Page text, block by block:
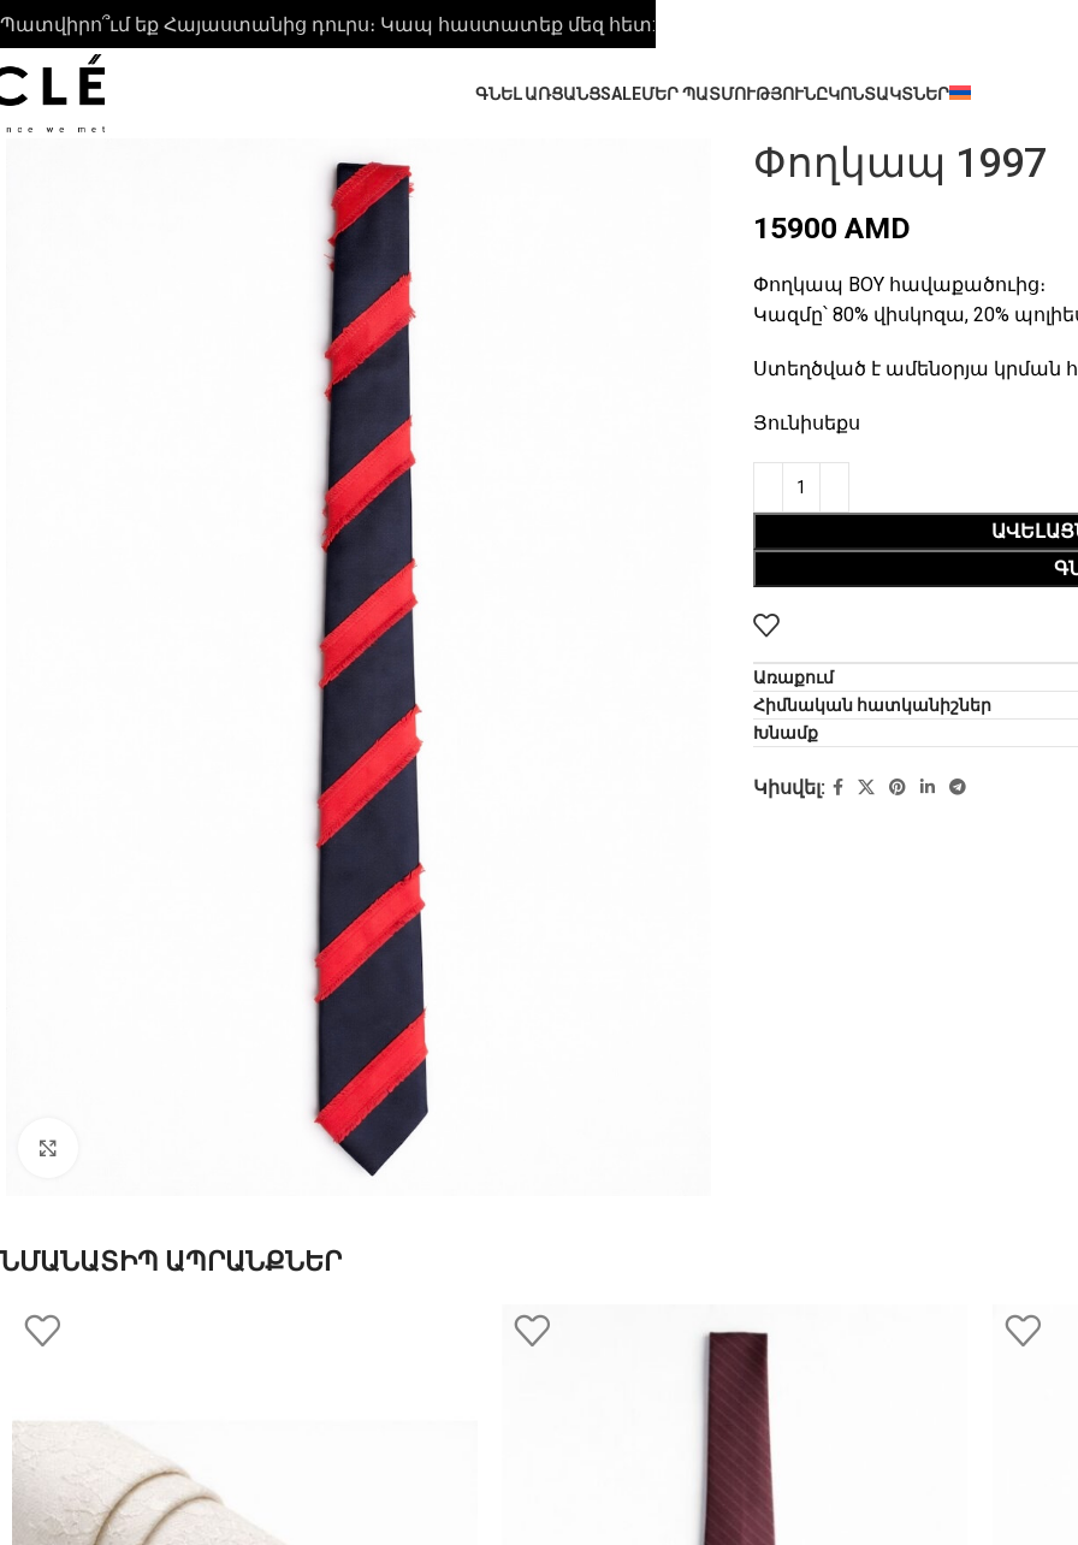
ԳՆԵԼ ԱՌՑԱՆՑSALEՄԵՐ ՊԱՏՄՈՒԹՅՈՒՆԸԿՈՆՏԱԿՏՆԵՐ
Փողկապ 1997
15900 AMD
Փողկապ BOY հավաքածուից։
Կազմը՝ 80% վիսկոզա, 20%
Ստեղծված է ամենօրյա կրման
Յունիսեքս
Առաքում
Հիմնական հատկանիշներ
Խնամք
Կիսվել:
ՆՄԱՆԱՏԻՊ ԱՊՐԱՆՔՆԵՐ
Պատվիրո՞ւմ եք Հայաստանից դուրս։ Կապ հաստատեք մեզ հետ: